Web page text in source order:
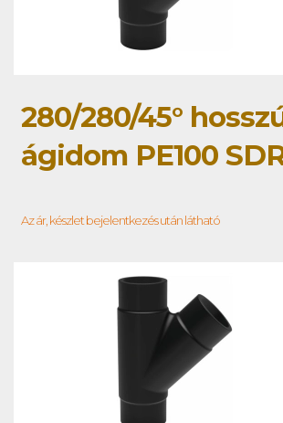
280/280/45°
ágidom PE100
Az ár, készlet bejelentkezés után látható